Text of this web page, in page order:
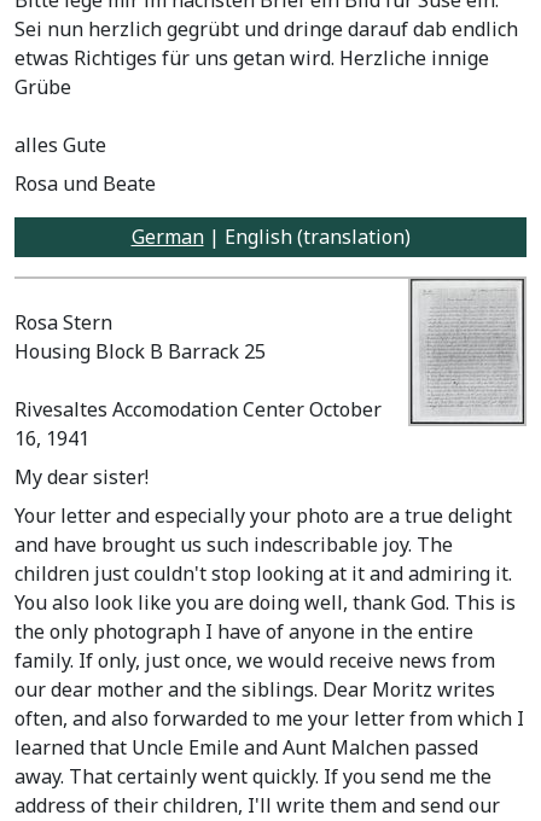
Sei nun herzlich gegrübt und dringe darauf dab endlich
etwas Richtiges für uns getan wird. Herzliche innige
Grübe
alles Gute
Rosa und Beate
German| English (translation)
Rosa Stern
Housing Block B Barrack 25
Rivesaltes Accomodation Center October
16, 1941
My dear sister!
Your letter and especially your photo are a true delight
and have brought us such indescribable joy. The
children just couldn't stop looking at it and admiring it.
You also look like you are doing well, thank God. This is
the only photograph I have of anyone in the entire
family. If only, just once, we would receive news from
our dear mother and the siblings. Dear Moritz writes
often, and also forwarded to me your letter from which I
learned that Uncle Emile and Aunt Malchen passed
away. That certainly went quickly. If you send me the
address of their children, I'll write them and send our